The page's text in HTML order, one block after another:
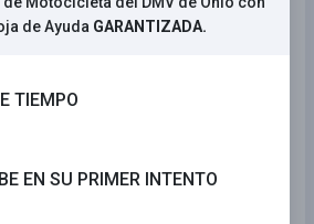
de un solo sentido.
de Ayuda GARANTIZADA.
TIEMPO
EN SU PRIMER INTENTO